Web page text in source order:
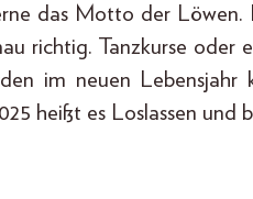
das Motto der
richtig. Tanzkurse oder
im neuen
heißt es Loslassen und